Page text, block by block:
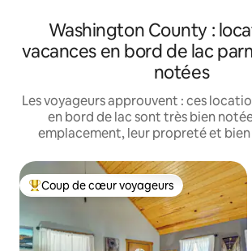
Washington County :
vacances en bord de lac
notées
Les voyageurs approuvent : ces
en bord de lac sont très bien
emplacement, leur propreté et bien
Coups de cœur voyageurs les plus
Coup de cœur voyageurs